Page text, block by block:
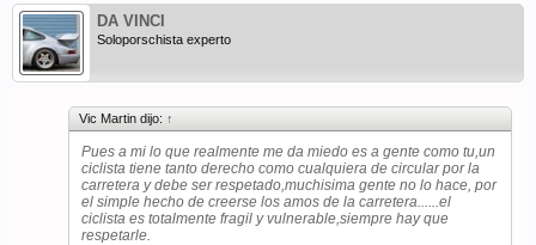
DA VINCI
Soloporschista experto
Vic Martin dijo: ↑
Pues a mi lo que realmente me da miedo es a gente como tu,un
ciclista tiene tanto derecho como cualquiera de circular por la
carretera y debe ser respetado,muchisima gente no lo hace, por
el simple hecho de creerse los amos de la carretera......el
ciclista es totalmente fragil y vulnerable,siempre hay que
respetarle.